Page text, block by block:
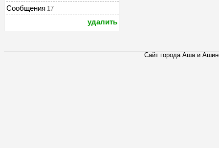
Сообщения 17
удалить
Сайт города Аша и